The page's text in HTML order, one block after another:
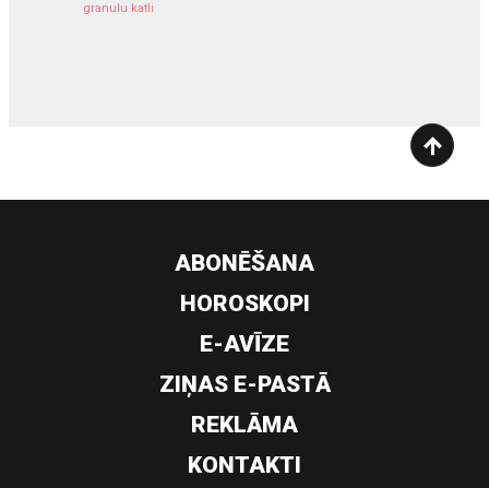
granulu katli
ABONĒŠANA
HOROSKOPI
E-AVĪZE
ZIŅAS E-PASTĀ
REKLĀMA
KONTAKTI